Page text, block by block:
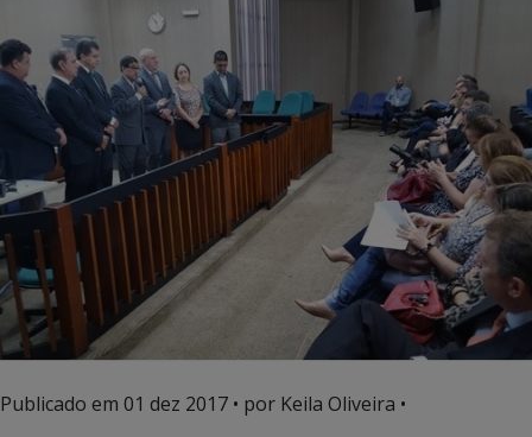
Publicado em 01 dez 2017 • por Keila Oliveira •